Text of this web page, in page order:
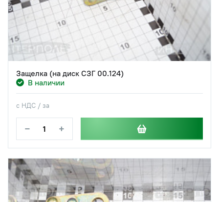
Защелка (на диск СЗГ 00.124)
В наличии
с НДС / за
− +